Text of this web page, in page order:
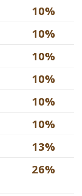
10%
10%
10%
10%
10%
10%
13%
26%